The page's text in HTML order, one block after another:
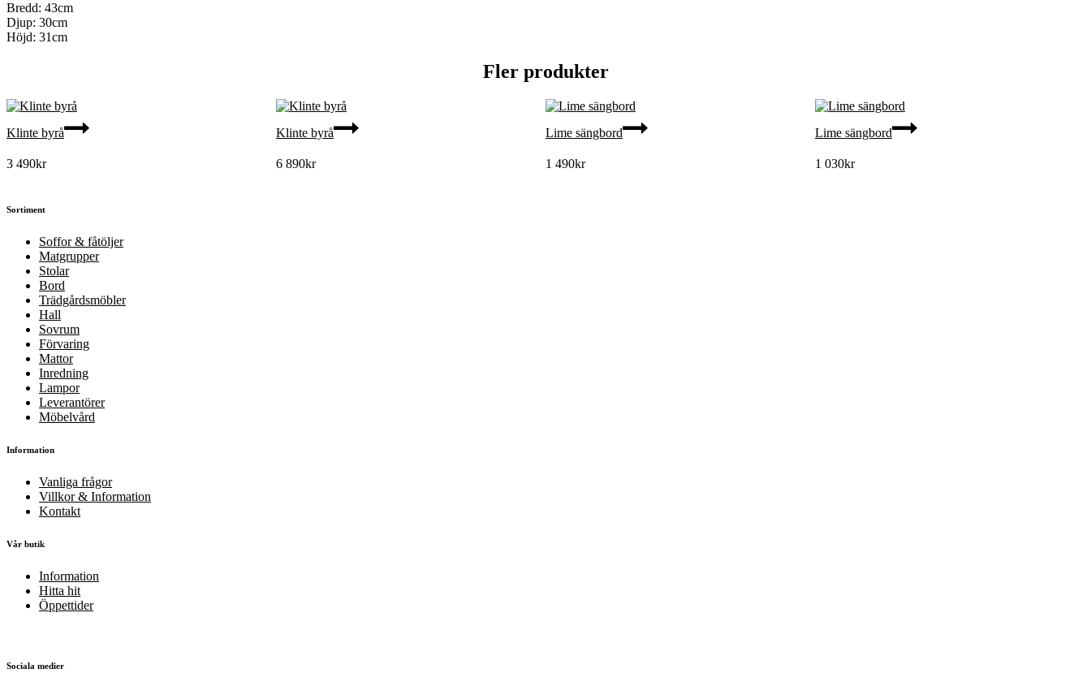
Bredd: 43cm
Djup: 30cm
Höjd: 31cm
Fler produkter
Klinte byrå
3 490kr
Klinte byrå
6 890kr
Lime sängbord
1 490kr
Lime sängbord
1 030kr
Sortiment
Soffor & fåtöljer
Matgrupper
Stolar
Bord
Trädgårdsmöbler
Hall
Sovrum
Förvaring
Mattor
Inredning
Lampor
Leverantörer
Möbelvård
Information
Vanliga frågor
Villkor & Information
Kontakt
Vår butik
Information
Hitta hit
Öppettider
Sociala medier